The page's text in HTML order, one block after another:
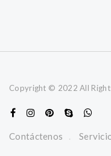
Copyright © 2022 All
Contáctenos